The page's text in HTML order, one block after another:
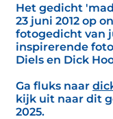
Het gedicht
23 juni 2012 op
fotogedicht van
inspirerende
Diels en Dick
Ga fluks naar
kijk uit naar dit
2025.